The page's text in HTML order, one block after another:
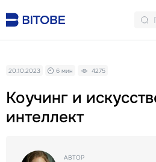
Коучинг и
интеллект
20.10.2023 6 мин 4275
АВТОР